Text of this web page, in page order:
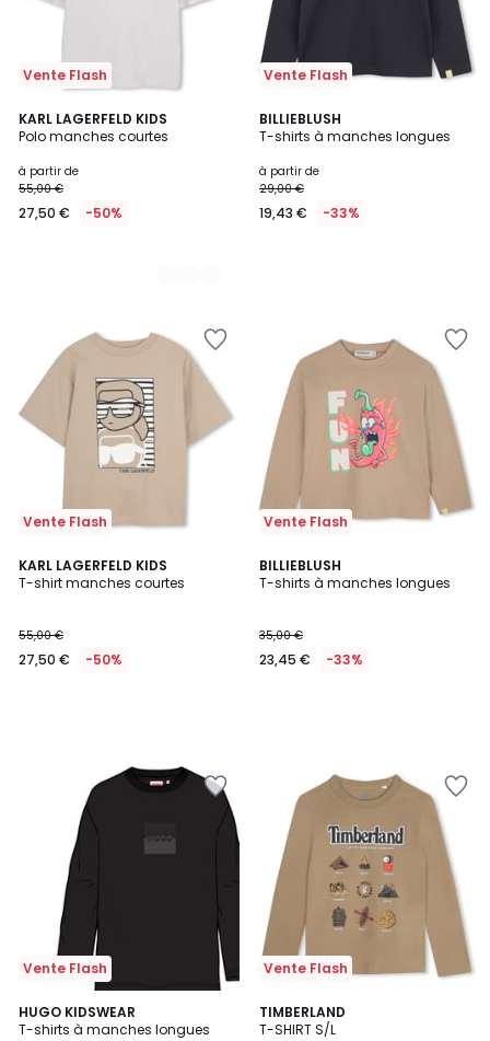
Vente Flash
KARL LAGERFELD KIDS
Polo manches courtes
à partir de
55,00 €
27,50 € -50%
2
Couleurs
Vente Flash
BILLIEBLUSH
T-shirts à manches longues
à partir de
29,00 €
19,43 € -33%
Vente Flash
KARL LAGERFELD KIDS
T-shirt manches courtes
55,00 €
27,50 € -50%
Vente Flash
BILLIEBLUSH
T-shirts à manches longues
35,00 €
23,45 € -33%
Vente Flash
HUGO KIDSWEAR
T-shirts à manches longues
2
Couleurs
Vente Flash
TIMBERLAND
T-SHIRT S/L
5
/